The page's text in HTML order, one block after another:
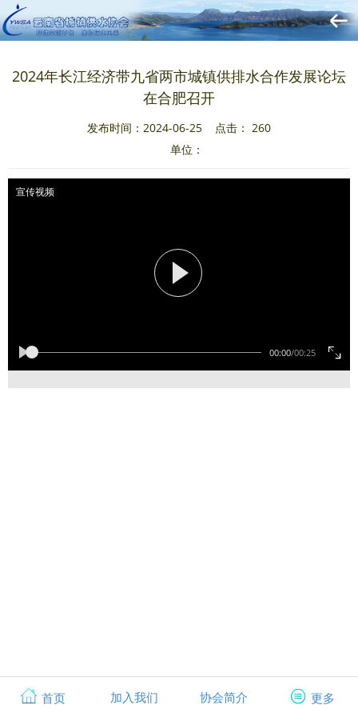
首页 加入我们 协会简介 更多
2024年长江经济带九省两市城镇供排水合作发展论坛
在合肥召开
发布时间：2024-06-25 点击： 260
单位：
00:00/00:25
宣传视频